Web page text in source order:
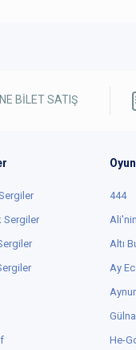
BİLET SATIŞ
Sergiler
444
Altı
Ay
He-